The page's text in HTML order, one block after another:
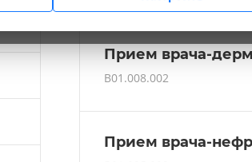
Прием врача-
B01.008.002
Прием врача-